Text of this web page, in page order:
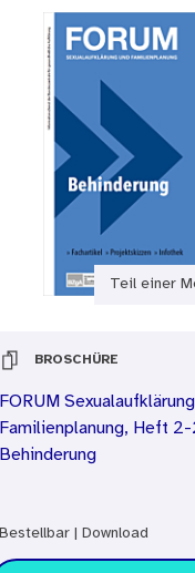
Teil einer
BROSCHÜRE
FORUM
Familienplanung, Heft
Behinderung
Bestellbar Download